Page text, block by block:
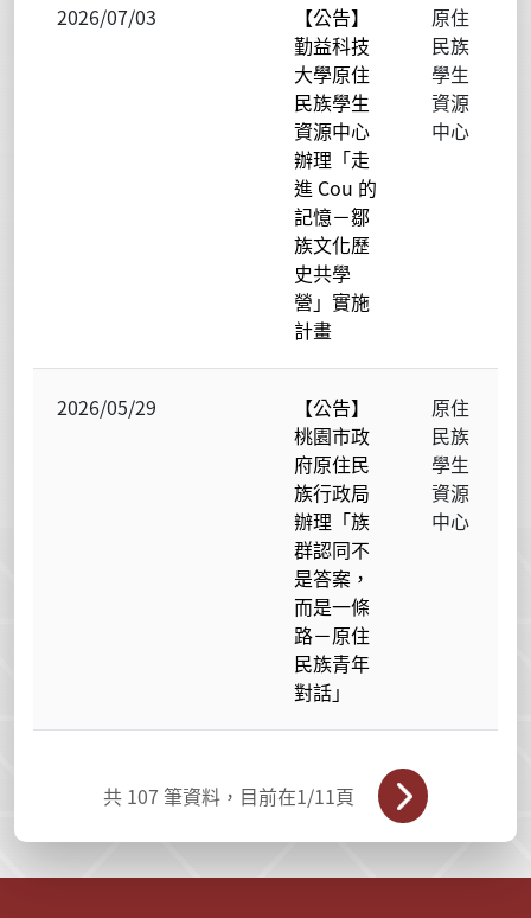
2026/07/03
【公告】
勤益科技
大學原住
民族學生
資源中心
辦理「走
進 Cou 的
記憶－鄒
族文化歷
史共學
營」實施
計畫
原住
民族
學生
資源
中心
2026/05/29
【公告】
桃園市政
府原住民
族行政局
辦理「族
群認同不
是答案，
而是一條
路－原住
民族青年
對話」
原住
民族
學生
資源
中心
共 107 筆資料，目前在1/11頁